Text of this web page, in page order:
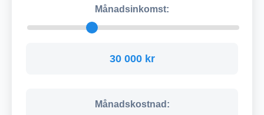
Månadsinkomst:
30 000 kr
Månadskostnad: